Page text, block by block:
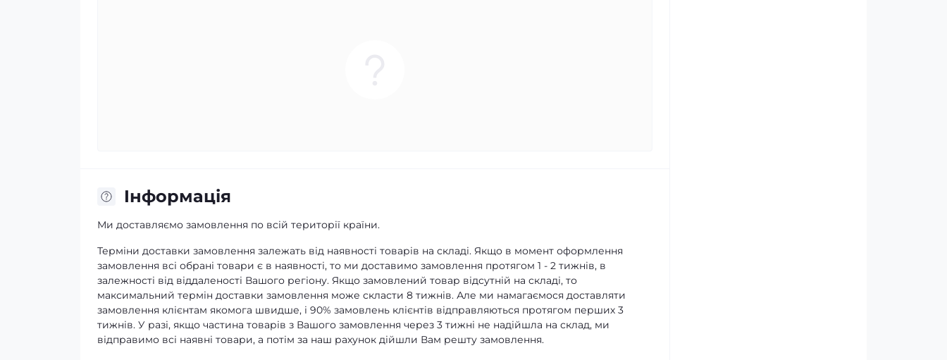
Iнформація
Ми доставляємо замовлення по всій території країни.
Терміни доставки замовлення залежать від наявності товарів на складі. Якщо в момент оформлення
замовлення всі обрані товари є в наявності, то ми доставимо замовлення протягом 1 - 2 тижнів, в
залежності від віддаленості Вашого регіону. Якщо замовлений товар відсутній на складі, то
максимальний термін доставки замовлення може скласти 8 тижнів. Але ми намагаємося доставляти
замовлення клієнтам якомога швидше, і 90% замовлень клієнтів відправляються протягом перших 3
тижнів. У разі, якщо частина товарів з Вашого замовлення через 3 тижні не надійшла на склад, ми
відправимо всі наявні товари, а потім за наш рахунок дійшли Вам решту замовлення.